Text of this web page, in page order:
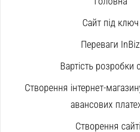
Сайт під ключ
Переваги InBiz
Вартість розробки
Створення інтернет-
авансових
Створення